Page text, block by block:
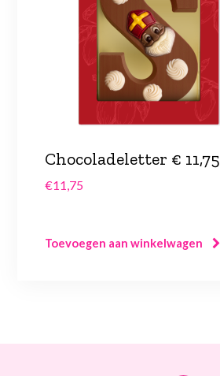
Chocoladeletter € 11,75
€11,75
Toevoegen aan winkelwagen